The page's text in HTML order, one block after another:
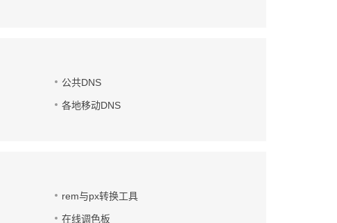
公共DNS
各地移动DNS
rem与px转换工具
在线调色板